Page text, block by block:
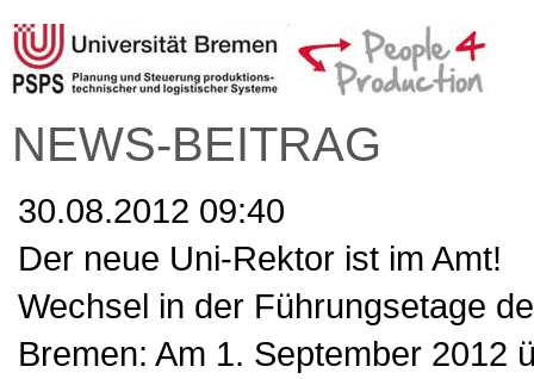
NEWS-BEITRAG
30.08.2012 09:40
Der neue Uni-Rektor ist im Amt!
Wechsel in der Führungsetage
Bremen: Am 1. September 2012